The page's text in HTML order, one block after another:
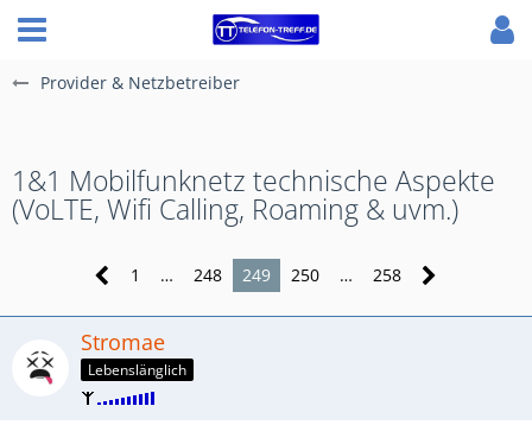
Provider & Netzbetreiber
1&1 Mobilfunknetz technische Aspekte
(VoLTE, Wifi Calling, Roaming & uvm.)
1 … 248 249 250 … 258
Stromae
Lebenslänglich